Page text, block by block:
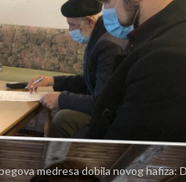
medresa dobila novog hafiza: